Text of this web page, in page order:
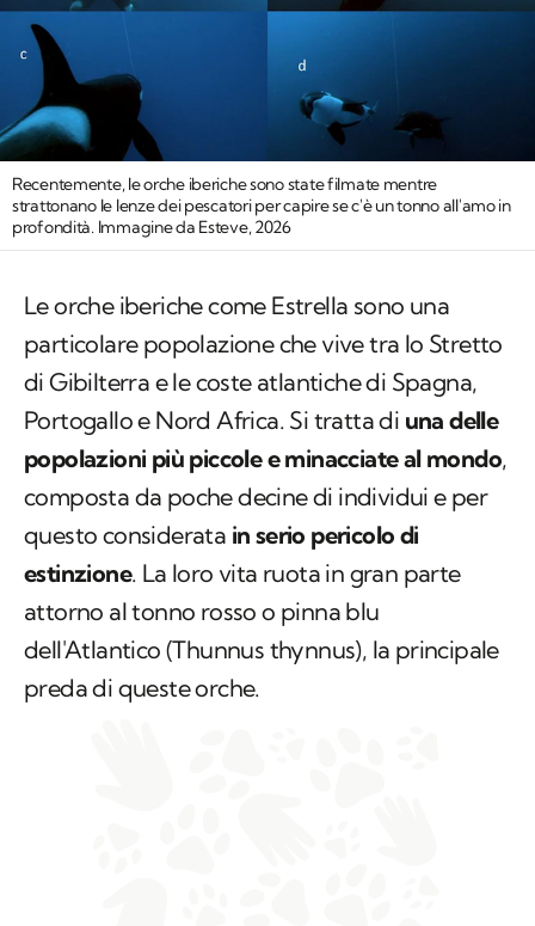
Recentemente, le orche iberiche sono state filmate mentre
strattonano le lenze dei pescatori per capire se c'è un tonno all'amo in
profondità. Immagine da Esteve, 2026
Le orche iberiche come Estrella sono una
particolare popolazione che vive tra lo Stretto
di Gibilterra e le coste atlantiche di Spagna,
Portogallo e Nord Africa. Si tratta di una delle
popolazioni più piccole e minacciate al mondo,
composta da poche decine di individui e per
questo considerata in serio pericolo di
estinzione. La loro vita ruota in gran parte
attorno al tonno rosso o pinna blu
dell'Atlantico (Thunnus thynnus), la principale
preda di queste orche.